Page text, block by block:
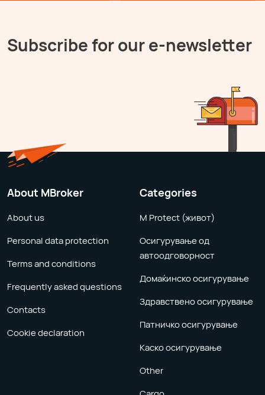
Subscribe for our e-newsletter
About MBroker
About us
Personal data protection
Terms and conditions
Frequently asked questions
Contacts
Cookie declaration
Categories
M Protect (живот)
Осигурување од
автоодговорност
Домаќинско осигурување
Здравствено осигурување
Патничко осигурување
Каско осигурување
Other